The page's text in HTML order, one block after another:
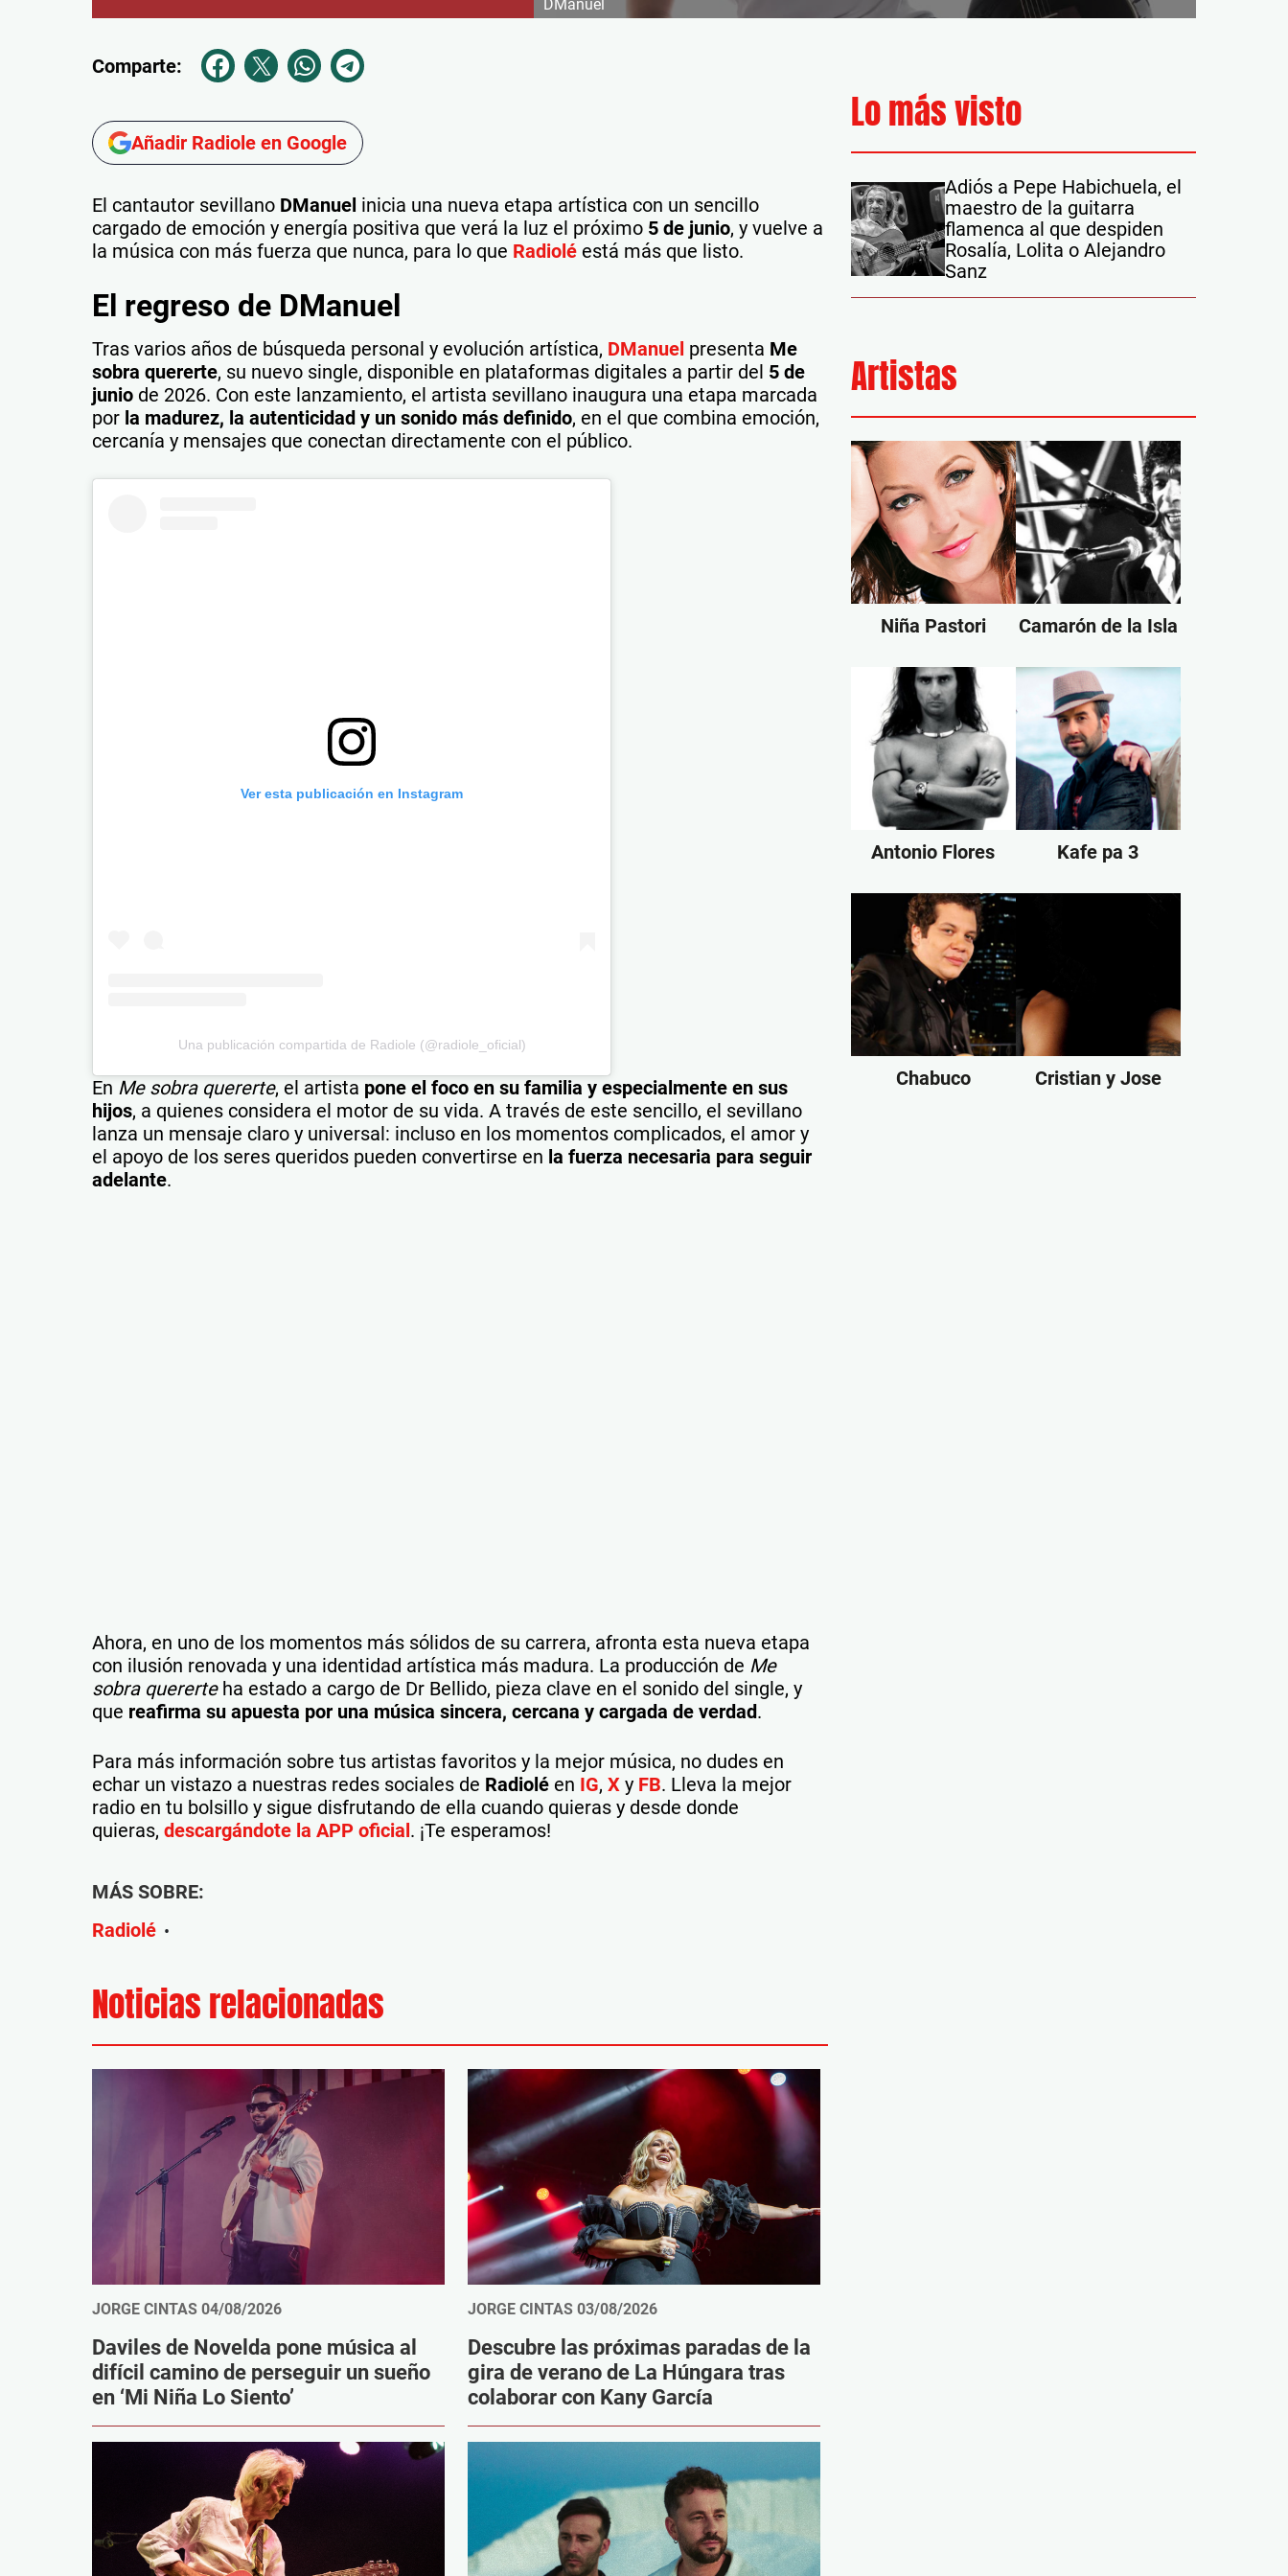
DManuel
Comparte:
Añadir Radiole en Google
El cantautor sevillano DManuel inicia una nueva etapa artística con un sencillo
cargado de emoción y energía positiva que verá la luz el próximo 5 de junio, y vuelve a
la música con más fuerza que nunca, para lo que Radiolé está más que listo.
El regreso de DManuel
Tras varios años de búsqueda personal y evolución artística, DManuel presenta Me
sobra quererte, su nuevo single, disponible en plataformas digitales a partir del 5 de
junio de 2026. Con este lanzamiento, el artista sevillano inaugura una etapa marcada
por la madurez, la autenticidad y un sonido más definido, en el que combina emoción,
cercanía y mensajes que conectan directamente con el público.
Ver esta publicación en Instagram
Una publicación compartida de Radiole (@radiole_oficial)
En Me sobra quererte, el artista pone el foco en su familia y especialmente en sus
hijos, a quienes considera el motor de su vida. A través de este sencillo, el sevillano
lanza un mensaje claro y universal: incluso en los momentos complicados, el amor y
el apoyo de los seres queridos pueden convertirse en la fuerza necesaria para seguir
adelante.
Ahora, en uno de los momentos más sólidos de su carrera, afronta esta nueva etapa
con ilusión renovada y una identidad artística más madura. La producción de Me
sobra quererte ha estado a cargo de Dr Bellido, pieza clave en el sonido del single, y
que reafirma su apuesta por una música sincera, cercana y cargada de verdad.
Para más información sobre tus artistas favoritos y la mejor música, no dudes en
echar un vistazo a nuestras redes sociales de Radiolé en IG, X y FB. Lleva la mejor
radio en tu bolsillo y sigue disfrutando de ella cuando quieras y desde donde
quieras, descargándote la APP oficial. ¡Te esperamos!
MÁS SOBRE:
Radiolé •
Noticias relacionadas
JORGE CINTAS 04/08/2026
Daviles de Novelda pone música al
difícil camino de perseguir un sueño
en ‘Mi Niña Lo Siento’
JORGE CINTAS 03/08/2026
Descubre las próximas paradas de la
gira de verano de La Húngara tras
colaborar con Kany García
Lo más visto
Adiós a Pepe Habichuela, el
maestro de la guitarra
flamenca al que despiden
Rosalía, Lolita o Alejandro
Sanz
Artistas
Niña Pastori Camarón de la Isla
Antonio Flores Kafe pa 3
Chabuco Cristian y Jose